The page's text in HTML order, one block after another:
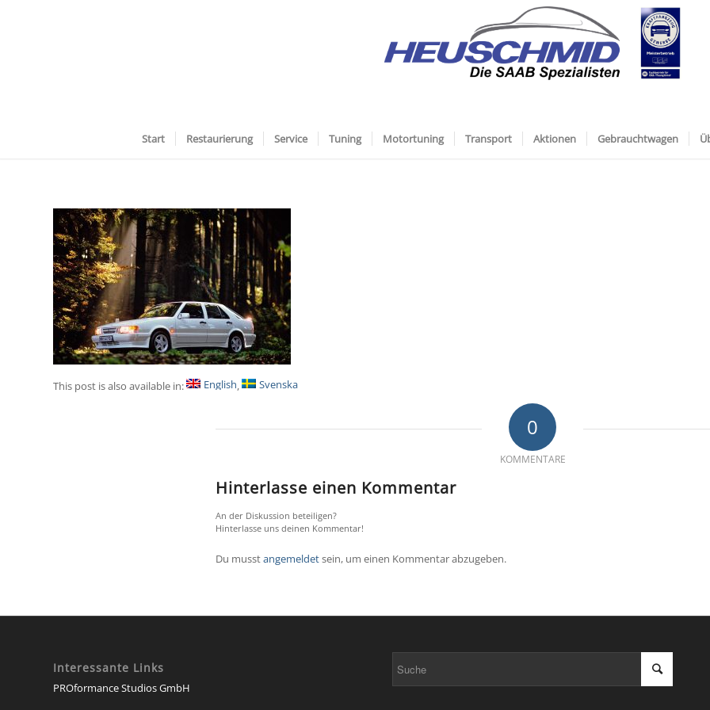
Start Restaurierung Service Tuning Motortuning Transport Aktionen Gebrauchtwagen
This post is also available in: English Svenska
0
KOMMENTARE
Hinterlasse einen Kommentar
An der Diskussion beteiligen?
Hinterlasse uns deinen Kommentar!
Du musstangemeldetsein, um einen Kommentar abzugeben.
Interessante Links
PROformance Studios GmbH